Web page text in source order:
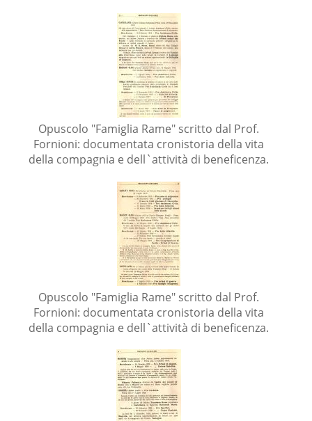
Opuscolo "Famiglia Rame" scritto dal Prof.
Fornioni: documentata cronistoria della vita
della compagnia e dell`attività di beneficenza.
Opuscolo "Famiglia Rame" scritto dal Prof.
Fornioni: documentata cronistoria della vita
della compagnia e dell`attività di beneficenza.